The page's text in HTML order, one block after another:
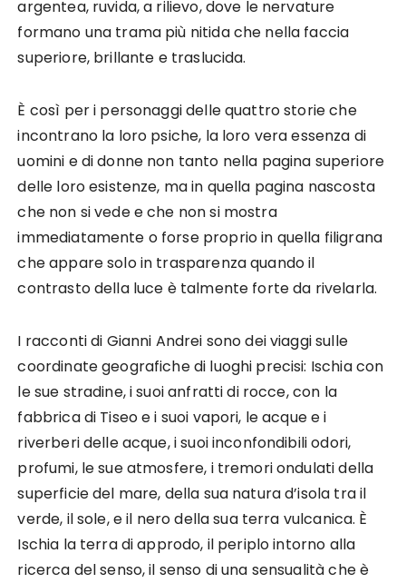
argentea, ruvida, a rilievo, dove le nervature
formano una trama più nitida che nella faccia
superiore, brillante e traslucida.
È così per i personaggi delle quattro storie che
incontrano la loro psiche, la loro vera essenza di
uomini e di donne non tanto nella pagina superiore
delle loro esistenze, ma in quella pagina nascosta
che non si vede e che non si mostra
immediatamente o forse proprio in quella filigrana
che appare solo in trasparenza quando il
contrasto della luce è talmente forte da rivelarla.
I racconti di Gianni Andrei sono dei viaggi sulle
coordinate geografiche di luoghi precisi: Ischia con
le sue stradine, i suoi anfratti di rocce, con la
fabbrica di Tiseo e i suoi vapori, le acque e i
riverberi delle acque, i suoi inconfondibili odori,
profumi, le sue atmosfere, i tremori ondulati della
superficie del mare, della sua natura d’isola tra il
verde, il sole, e il nero della sua terra vulcanica. È
Ischia la terra di approdo, il periplo intorno alla
ricerca del senso, il senso di una sensualità che è